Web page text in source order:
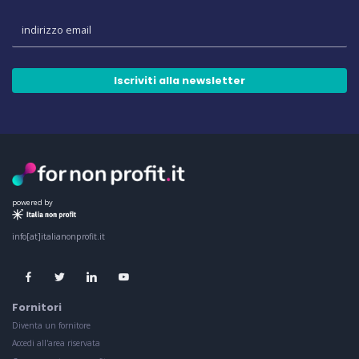
Iscriviti alla newsletter
powered by
info[at]italianonprofit.it
Fornitori
Diventa un fornitore
Accedi all'area riservata